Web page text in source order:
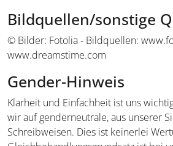
Bildquellen/sonstige
© Bilder: Fotolia - Bildquellen:
www.dreamstime.com
Gender-Hinweis
Klarheit und Einfachheit ist uns
wir auf genderneutrale, aus unserer
Schreibweisen. Dies ist keinerlei